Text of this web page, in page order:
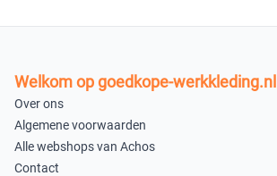
Welkom op goedkope-werkkleding.nl
Over ons
Algemene voorwaarden
Alle webshops van Achos
Contact